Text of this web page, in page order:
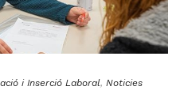
i Inserció Laboral, Noticies